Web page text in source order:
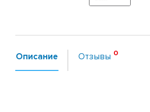
Описание Отзывы